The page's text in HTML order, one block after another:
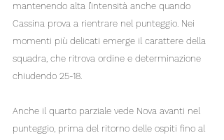
mantenendo alta l’intensità anche quando
Cassina prova a rientrare nel punteggio. Nei
momenti più delicati emerge il carattere della
squadra, che ritrova ordine e determinazione
chiudendo 25-18.
Anche il quarto parziale vede Nova avanti nel
punteggio, prima del ritorno delle ospiti fino al